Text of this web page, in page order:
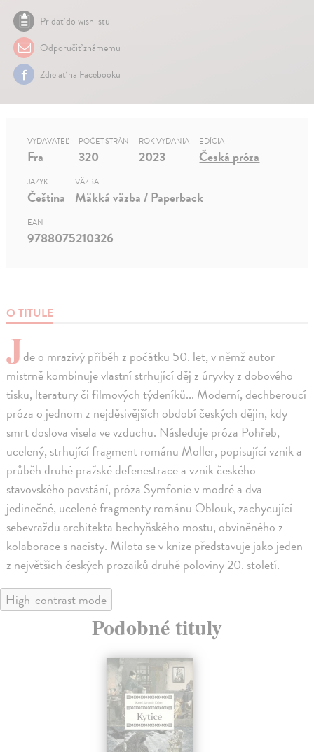
Pridať do wishlistu
Odporučiť známemu
Zdielať na Facebooku
O TITULE
Jde o mrazivý příběh z počátku 50. let, v němž autor
mistrně kombinuje vlastní strhující děj z úryvky z dobového
tisku, lteratury či filmových týdeníků... Moderní, dechberoucí
próza o jednom z nejděsivějších období českých dějin, kdy
smrt doslova visela ve vzduchu. Následuje próza Pohřeb,
ucelený, strhující fragment románu Moller, popisující vznik a
průběh druhé pražské defenestrace a vznik českého
stavovského povstání, próza Symfonie v modré a dva
jedinečné, ucelené fragmenty románu Oblouk, zachycující
sebevraždu architekta bechyňského mostu, obviněného z
kolaborace s nacisty. Milota se v knize představuje jako jeden
z největších českých prozaiků druhé poloviny 20. století.
VYDAVATEĽ
Fra
POČET STRÁN
320
ROK VYDANIA
2023
EDÍCIA
Česká próza
JAZYK
Čeština
VÄZBA
Mäkká väzba / Paperback
EAN
9788075210326
High-contrast mode
Podobné tituly